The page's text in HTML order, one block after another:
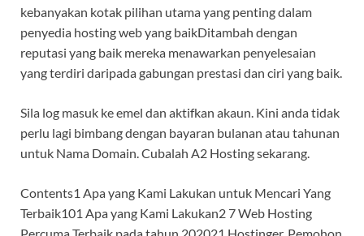
kebanyakan kotak pilihan utama yang penting dalam
penyedia hosting web yang baikDitambah dengan
reputasi yang baik mereka menawarkan penyelesaian
yang terdiri daripada gabungan prestasi dan ciri yang baik.
Sila log masuk ke emel dan aktifkan akaun. Kini anda tidak
perlu lagi bimbang dengan bayaran bulanan atau tahunan
untuk Nama Domain. Cubalah A2 Hosting sekarang.
Contents1 Apa yang Kami Lakukan untuk Mencari Yang
Terbaik101 Apa yang Kami Lakukan2 7 Web Hosting
Percuma Terbaik pada tahun 202021 Hostinger. Pemohon